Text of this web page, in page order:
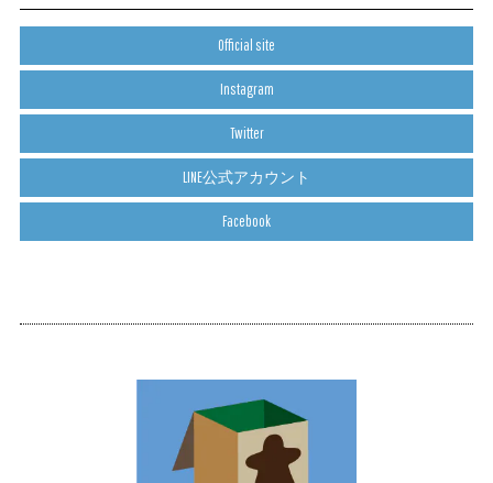
Official site
Instagram
Twitter
LINE公式アカウント
Facebook